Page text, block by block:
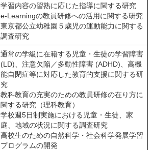
学習内容の習熟に応じた指導に関する研究
e-Learningの教員研修への活用に関する研究
東京都公立幼稚園５歳児の運動能力に関する
調査研究
通常の学級に在籍する児童・生徒の学習障害
(LD)、注意欠陥／多動性障害 (ADHD)、高機
能自閉症等に対応した教育的支援に関する研
究
教科教育の充実のための教員研修の在り方に
関する研究（理科教育）
学校週5日制実施における児童・生徒、家
庭、地域の状況に関する調査研究
高校生のための自然科学・社会科学発展学習
プログラムの開発